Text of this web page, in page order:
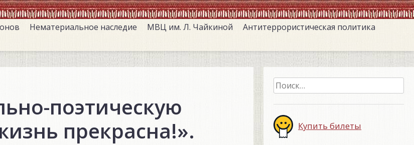
Нематериальное наследие МВЦ им. Л. Чайкиной
Антитеррористическая политика
поэтическую
прекрасна!».
Найти:
Купить билеты